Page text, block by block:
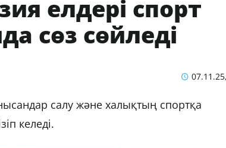
елдері спорт
сөз сөйледі
салу және халықтың спортқа
келеді.